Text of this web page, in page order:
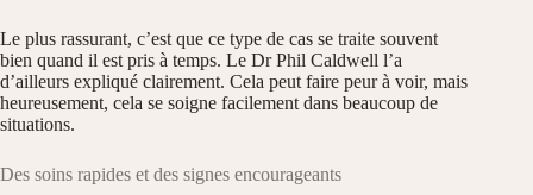
Le plus rassurant, c’est que ce type de cas se traite souvent
bien quand il est pris à temps. Le Dr Phil Caldwell l’a
d’ailleurs expliqué clairement. Cela peut faire peur à voir, mais
heureusement, cela se soigne facilement dans beaucoup de
situations.
Des soins rapides et des signes encourageants